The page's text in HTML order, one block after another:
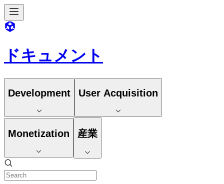
ドキュメント
Development User Acquisition
Monetization 産業